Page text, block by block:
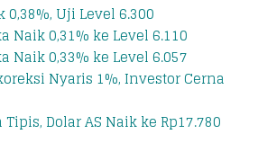
0,38%, Uji Level 6.300
Naik 0,31% ke Level 6.110
Naik 0,33% ke Level 6.057
Nyaris 1%, Investor Cerna
Dolar AS Naik ke Rp17.780